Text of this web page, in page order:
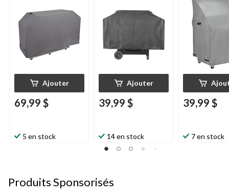
aux intempéries et
aux rayons UV, très
grand, gris
Ajouter
69,99 $
5 en stock
aux intempéries et
aux rayons UV,
Ajouter
39,99 $
14 en stock
aux
aux rayons
gris
39,99 $
7 en stock
Produits Sponsorisés